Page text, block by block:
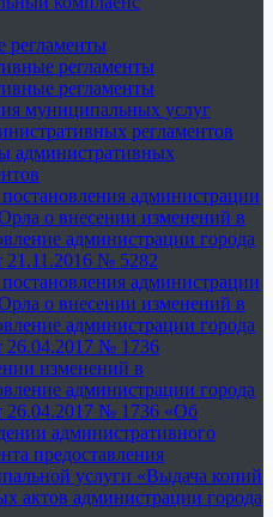
регламенты
регламенты
регламенты
муниципальных услуг
регламентов
административных
администрации
о внесении изменений в
администрации города
21.11.2016 № 5282
администрации
о внесении изменений в
администрации города
26.04.2017 № 1736
изменений в
администрации города
26.04.2017 № 1736 «Об
административного
предоставления
услуги «Выдача копий
актов администрации города